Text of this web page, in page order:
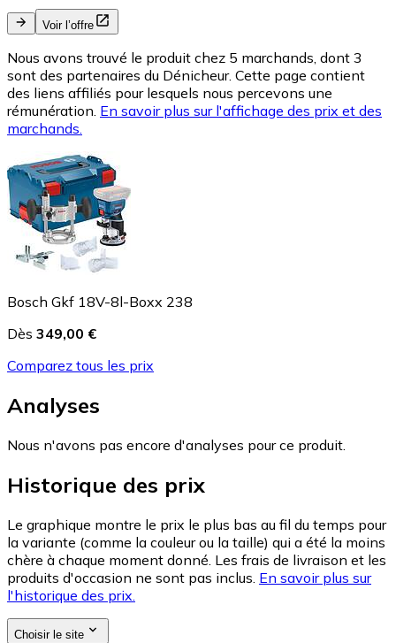
Voir l’offre
Nous avons trouvé le produit chez 5 marchands, dont 3
sont des partenaires du Dénicheur. Cette page contient
des liens affiliés pour lesquels nous percevons une
rémunération. En savoir plus sur l'affichage des prix et des
marchands.
Bosch Gkf 18V-8l-Boxx 238
Dès 349,00 €
Comparez tous les prix
Analyses
Nous n'avons pas encore d'analyses pour ce produit.
Historique des prix
Le graphique montre le prix le plus bas au fil du temps pour
la variante (comme la couleur ou la taille) qui a été la moins
chère à chaque moment donné. Les frais de livraison et les
produits d'occasion ne sont pas inclus. En savoir plus sur
l'historique des prix.
Choisir le site